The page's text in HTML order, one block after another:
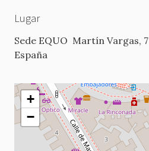
Lugar
Sede EQUO Martín Vargas, 7
España
+
−